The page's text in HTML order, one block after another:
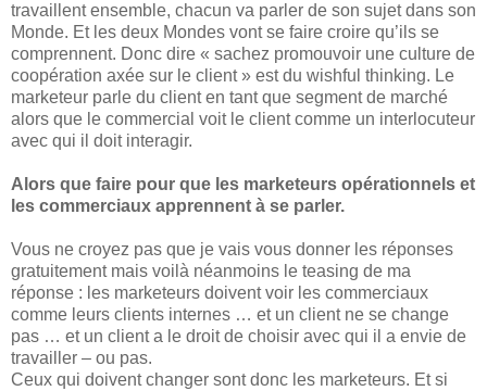
travaillent ensemble, chacun va parler de son sujet dans son
Monde. Et les deux Mondes vont se faire croire qu’ils se
comprennent. Donc dire « sachez promouvoir une culture de
coopération axée sur le client » est du wishful thinking. Le
marketeur parle du client en tant que segment de marché
alors que le commercial voit le client comme un interlocuteur
avec qui il doit interagir.
Alors que faire pour que les marketeurs opérationnels et
les commerciaux apprennent à se parler.
Vous ne croyez pas que je vais vous donner les réponses
gratuitement mais voilà néanmoins le teasing de ma
réponse : les marketeurs doivent voir les commerciaux
comme leurs clients internes … et un client ne se change
pas … et un client a le droit de choisir avec qui il a envie de
travailler – ou pas.
Ceux qui doivent changer sont donc les marketeurs. Et si